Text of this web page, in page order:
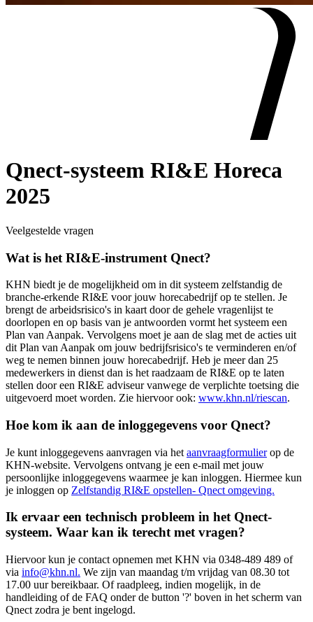
Qnect-systeem RI&E Horeca
2025
Veelgestelde vragen
Wat is het RI&E-instrument Qnect?
KHN biedt je de mogelijkheid om in dit systeem zelfstandig de
branche-erkende RI&E voor jouw horecabedrijf op te stellen. Je
brengt de arbeidsrisico's in kaart door de gehele vragenlijst te
doorlopen en op basis van je antwoorden vormt het systeem een
Plan van Aanpak. Vervolgens moet je aan de slag met de acties uit
dit Plan van Aanpak om jouw bedrijfsrisico's te verminderen en/of
weg te nemen binnen jouw horecabedrijf. Heb je meer dan 25
medewerkers in dienst dan is het raadzaam de RI&E op te laten
stellen door een RI&E adviseur vanwege de verplichte toetsing die
uitgevoerd moet worden. Zie hiervoor ook: www.khn.nl/riescan.
Hoe kom ik aan de inloggegevens voor Qnect?
Je kunt inloggegevens aanvragen via het aanvraagformulierop de
KHN-website. Vervolgens ontvang je een e-mail met jouw
persoonlijke inloggegevens waarmee je kan inloggen. Hiermee kun
je inloggen op Zelfstandig RI&E opstellen- Qnect omgeving.
Ik ervaar een technisch probleem in het Qnect-
systeem. Waar kan ik terecht met vragen?
Hiervoor kun je contact opnemen met KHN via 0348-489 489 of
via info@khn.nl. We zijn van maandag t/m vrijdag van 08.30 tot
17.00 uur bereikbaar. Of raadpleeg, indien mogelijk, in de
handleiding of de FAQ onder de button '?' boven in het scherm van
Qnect zodra je bent ingelogd.